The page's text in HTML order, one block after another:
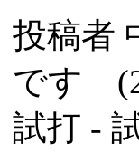
投稿者
です
試打 -